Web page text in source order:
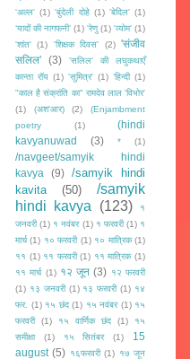
'अल्ल' (1) 'बुंदेली दोहे (1) 'बेदिल' (1)
‘यादों की नागफनी’ (1) 'रेणु (1) 'व्योम' (1)
'शांत' (1) 'शिक्षक दिवस' (2) 'संजीव
सलिल'
(3)
'सलिल' की लघुकथाएँ
कान्ता रॉय (1) 'सुमित्र' (1) ‘हिन्दी (1)
"काल है संक्रांति का" रामदेव लाल 'विभोर'
(1)
(अश'आर) (2)
(Enjambment
poetry
(1)
(hindi
kavyanuwad
(3) * (1)
/navgeet/samyik hindi
kavya
(9)
/samyik hindi
kavita
(50)
/samyik
hindi kavya
(123)
१
जनवरी (1) १ नवंबर (1) १ फरवरी (1) १
मार्च (1) १० फरवरी (1) १० मात्रिक (1)
११ (1) ११ फरवरी (1) ११ मात्रिक (1)
११ मार्च (1) १२ जून (3) १२ फरवरी
(1) १३ जनवरी (1) १३ फरवरी (1) १४
फर. (1) १५ छंद (1) १५ नवंबर (1) १५
फरवरी
(1) १५ वार्णिक छंद (1)
१५
समीक्षा
(1) १५ सितंबर (1)
15
august (5) १६फरवरी (1) १७ जून